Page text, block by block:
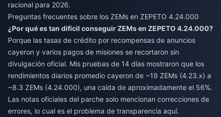
racional para 2026.
Preguntas frecuentes sobre los ZEMs en ZEPETO 4.24.000
¿Por qué es tan difícil conseguir ZEMs en ZEPETO 4.24.000?
Porque las tasas de crédito por recompensas de anuncios
cayeron y varios pagos de misiones se recortaron sin
divulgación oficial. Mis pruebas de 14 días mostraron que los
rendimientos diarios promedio cayeron de ~19 ZEMs (4.23.x) a
~8.3 ZEMs (4.24.000), una caída de aproximadamente el 56%.
Las notas oficiales del parche solo mencionan correcciones de
errores, lo cual es el problema de transparencia aquí.